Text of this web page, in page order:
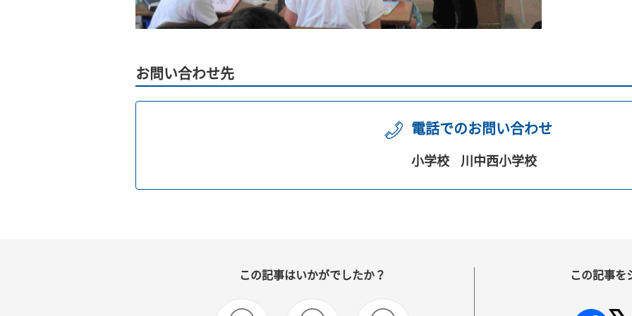
お問い合わせ先
電話でのお問い合わせ
小学校 川中西小学校
この記事はいかがでしたか？ この記事を